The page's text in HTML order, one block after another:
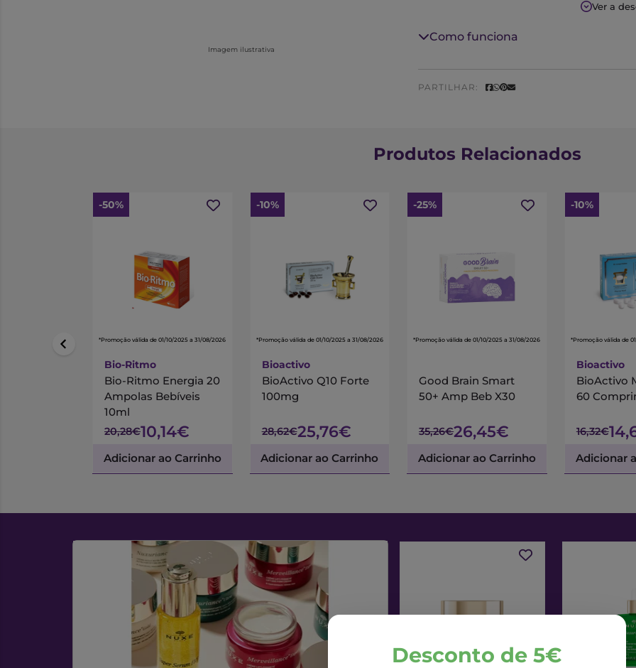
Imagem ilustrativa
MODO DE TOMAR
Em casos de maior necessidade, tomar
ao pequeno-almoço e almoço, durante
Ver a
Como funciona
PARTILHAR:
Desconto de 5€
Produtos Relacionados
-50%
*Promoção válida de 01/10/2025 a 31/08/2026
Bio-Ritmo
Bio-Ritmo Energia 20
Ampolas Bebíveis
10ml
20,28€10,14€
Adicionar ao Carrinho
-10%
*Promoção válida de 01/10/2025 a 31/08/2026
Bioactivo
BioActivo Q10 Forte
100mg
28,62€25,76€
Adicionar ao Carrinho
-25%
*Promoção válida de 01/10/2025 a 31/08/2026
Good Brain Smart
50+ Amp Beb X30
35,26€26,45€
Adicionar ao Carrinho
-10%
*Promoção válida de
Bioactivo
BioActivo
60
16,32€
Adicionar